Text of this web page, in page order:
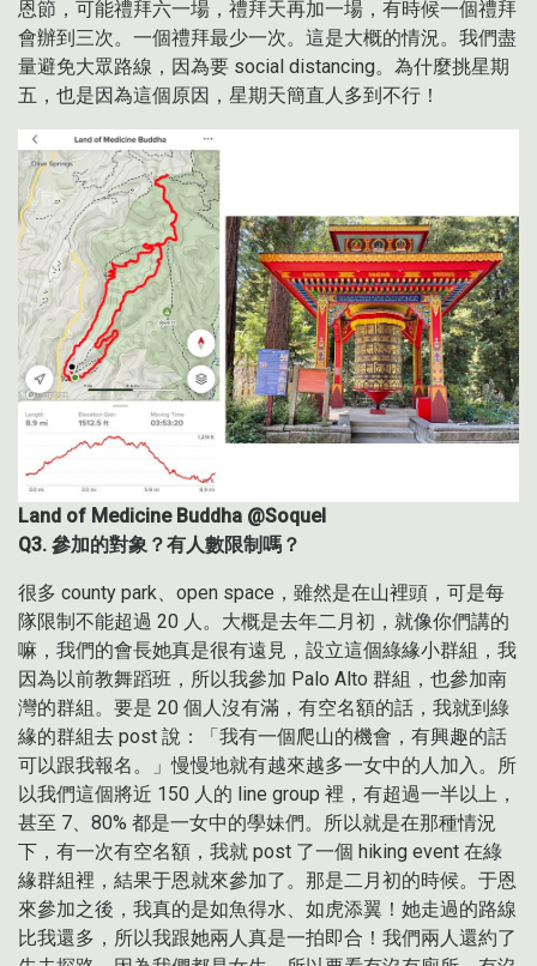
恩節，可能禮拜六一場，禮拜天再加一場，有時候一個禮拜
會辦到三次。一個禮拜最少一次。這是大概的情況。我們盡
量避免大眾路線，因為要 social distancing。為什麼挑星期
五，也是因為這個原因，星期天簡直人多到不行！
Land of Medicine Buddha @Soquel
Q3. 參加的對象？有人數限制嗎？
很多 county park、open space，雖然是在山裡頭，可是每
隊限制不能超過 20 人。大概是去年二月初，就像你們講的
嘛，我們的會長她真是很有遠見，設立這個綠緣小群組，我
因為以前教舞蹈班，所以我參加 Palo Alto 群組，也參加南
灣的群組。要是 20 個人沒有滿，有空名額的話，我就到綠
緣的群組去 post 說：「我有一個爬山的機會，有興趣的話
可以跟我報名。」慢慢地就有越來越多一女中的人加入。所
以我們這個將近 150 人的 line group 裡，有超過一半以上，
甚至 7、80% 都是一女中的學妹們。所以就是在那種情況
下，有一次有空名額，我就 post 了一個 hiking event 在綠
緣群組裡，結果于恩就來參加了。那是二月初的時候。于恩
來參加之後，我真的是如魚得水、如虎添翼！她走過的路線
比我還多，所以我跟她兩人真是一拍即合！我們兩人還約了